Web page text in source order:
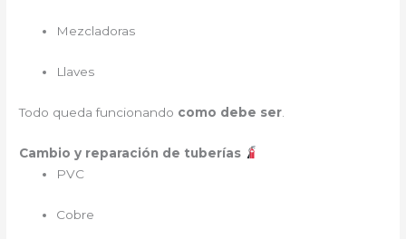
Mezcladoras
Llaves
Todo queda funcionando como debe ser
Cambio y reparación de tuberías
PVC
Cobre